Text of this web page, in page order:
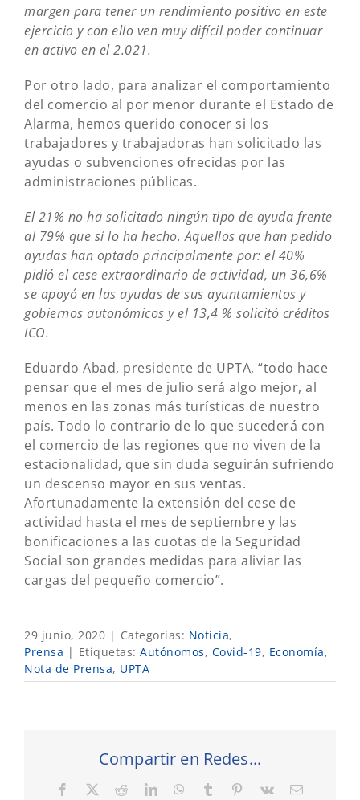
margen para tener un rendimiento positivo en este
ejercicio y con ello ven muy difícil poder continuar
en activo en el 2.021.
Por otro lado, para analizar el comportamiento
del comercio al por menor durante el Estado de
Alarma, hemos querido conocer si los
trabajadores y trabajadoras han solicitado las
ayudas o subvenciones ofrecidas por las
administraciones públicas.
El 21% no ha solicitado ningún tipo de ayuda frente
al 79% que sí lo ha hecho. Aquellos que han pedido
ayudas han optado principalmente por: el 40%
pidió el cese extraordinario de actividad, un 36,6%
se apoyó en las ayudas de sus ayuntamientos y
gobiernos autonómicos y el 13,4 % solicitó créditos
ICO.
Eduardo Abad, presidente de UPTA, “todo hace
pensar que el mes de julio será algo mejor, al
menos en las zonas más turísticas de nuestro
país. Todo lo contrario de lo que sucederá con
el comercio de las regiones que no viven de la
estacionalidad, que sin duda seguirán sufriendo
un descenso mayor en sus ventas.
Afortunadamente la extensión del cese de
actividad hasta el mes de septiembre y las
bonificaciones a las cuotas de la Seguridad
Social son grandes medidas para aliviar las
cargas del pequeño comercio”.
29 junio, 2020 | Categorías: Noticia,
Prensa | Etiquetas: Autónomos, Covid-19, Economía,
Nota de Prensa, UPTA
Compartir en Redes...
Facebook RedditLinkedInWhatsApp
Tumblr Pinterest
Vk
Correo